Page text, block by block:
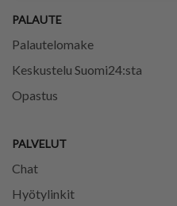
PALAUTE
Palautelomake
Keskustelu Suomi24:sta
Opastus
PALVELUT
Chat
Hyötylinkit